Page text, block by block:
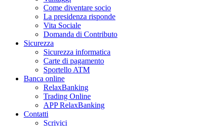
Come diventare socio
La presidenza risponde
Vita Sociale
Domanda di Contributo
Sicurezza
Sicurezza informatica
Carte di pagamento
Sportello ATM
Banca online
RelaxBanking
Trading Online
APP RelaxBanking
Contatti
Scrivici